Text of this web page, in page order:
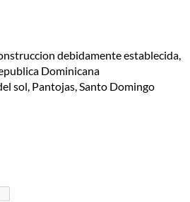
debidamente establecida,
Dominicana
sol, Pantojas, Santo Domingo